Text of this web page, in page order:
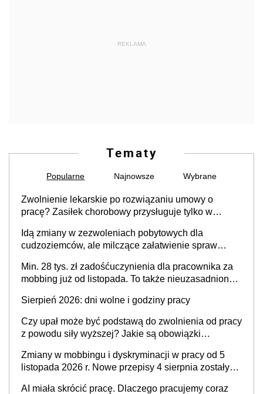
REKLAMA
Tematy
Popularne Najnowsze Wybrane
Zwolnienie lekarskie po rozwiązaniu umowy o
pracę? Zasiłek chorobowy przysługuje tylko w
stosunku pracy
Idą zmiany w zezwoleniach pobytowych dla
cudzoziemców, ale milczące załatwienie spraw
Min. 28 tys. zł zadośćuczynienia dla pracownika za
mobbing już od listopada. To także nieuzasadniona
Sierpień 2026: dni wolne i godziny pracy
Czy upał może być podstawą do zwolnienia od pracy
z powodu siły wyższej? Jakie są obowiązki
Zmiany w mobbingu i dyskryminacji w pracy od 5
listopada 2026 r. Nowe przepisy 4 sierpnia zostały
AI miała skrócić pracę. Dlaczego pracujemy coraz